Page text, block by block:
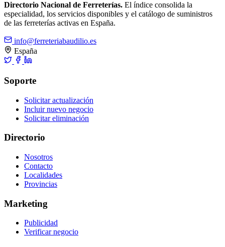
Directorio Nacional de Ferreterías. El índice consolida la
especialidad, los servicios disponibles y el catálogo de suministros
de las ferreterías activas en España.
info@ferreteriabaudilio.es
España
Soporte
Solicitar actualización
Incluir nuevo negocio
Solicitar eliminación
Directorio
Nosotros
Contacto
Localidades
Provincias
Marketing
Publicidad
Verificar negocio